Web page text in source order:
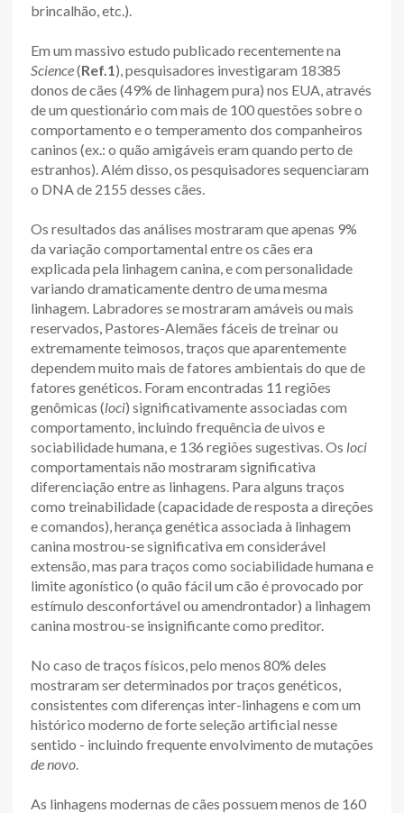
brincalhão, etc.).
Em um massivo estudo publicado recentemente na
Science(Ref.1), pesquisadores investigaram 18385
donos de cães (49% de linhagem pura) nos EUA, através
de um questionário com mais de 100 questões sobre o
comportamento e o temperamento dos companheiros
caninos (ex.: o quão amigáveis eram quando perto de
estranhos). Além disso, os pesquisadores sequenciaram
o DNA de 2155 desses cães.
Os resultados das análises mostraram que apenas 9%
da variação comportamental entre os cães era
explicada pela linhagem canina, e com personalidade
variando dramaticamente dentro de uma mesma
linhagem. Labradores se mostraram amáveis ou mais
reservados, Pastores-Alemães fáceis de treinar ou
extremamente teimosos, traços que aparentemente
dependem muito mais de fatores ambientais do que de
fatores genéticos. Foram encontradas 11 regiões
genômicas (loci) significativamente associadas com
comportamento, incluindo frequência de uivos e
sociabilidade humana, e 136 regiões sugestivas. Os loci
comportamentais não mostraram significativa
diferenciação entre as linhagens. Para alguns traços
como treinabilidade (capacidade de resposta a direções
e comandos), herança genética associada à linhagem
canina mostrou-se significativa em considerável
extensão, mas para traços como sociabilidade humana e
limite agonístico (o quão fácil um cão é provocado por
estímulo desconfortável ou amendrontador) a linhagem
canina mostrou-se insignificante como preditor.
No caso de traços físicos, pelo menos 80% deles
mostraram ser determinados por traços genéticos,
consistentes com diferenças inter-linhagens e com um
histórico moderno de forte seleção artificial nesse
sentido - incluindo frequente envolvimento de mutações
de novo.
As linhagens modernas de cães possuem menos de 160